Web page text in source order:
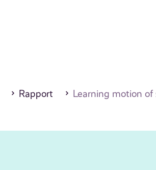
Rapport Learning motion